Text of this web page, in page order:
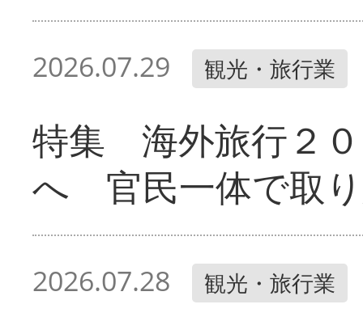
2026.07.29 観光・旅行業
特集 海外旅行２
へ 官民一体で取
2026.07.28 観光・旅行業